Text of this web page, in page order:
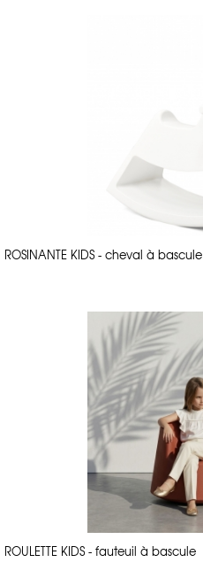
ROSINANTE KIDS - cheval à bascule
ROULETTE KIDS - fauteuil à bascule